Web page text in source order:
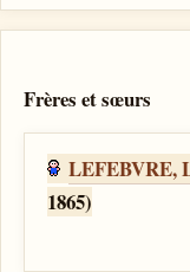
Frères et sœurs
LEFEBVRE,
1865)